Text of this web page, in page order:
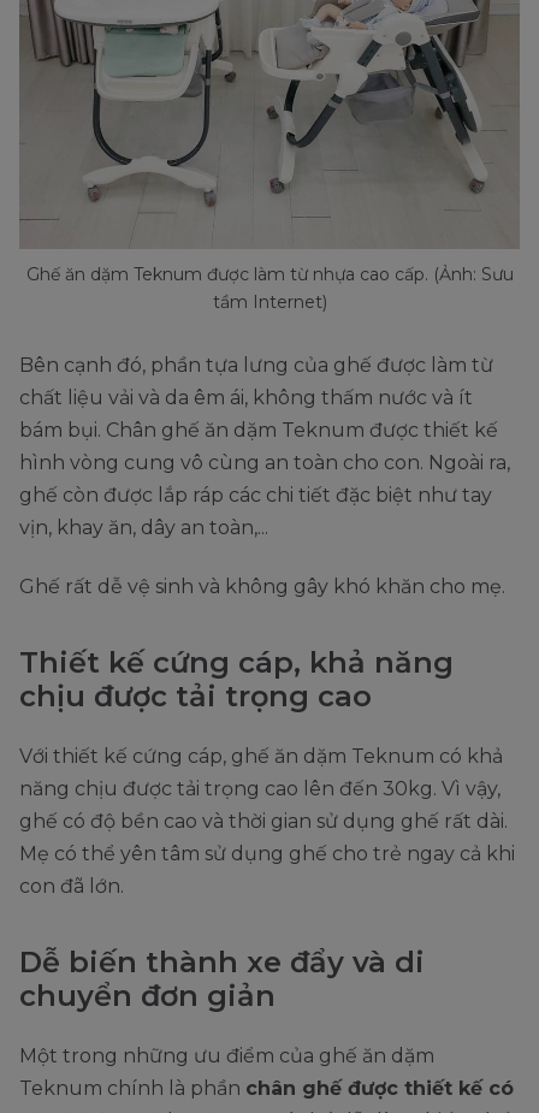
Ghế ăn dặm Teknum được làm từ nhựa cao cấp. (Ảnh: Sưu
tầm Internet)
Bên cạnh đó, phần tựa lưng của ghế được làm từ
chất liệu vải và da êm ái, không thấm nước và ít
bám bụi. Chân ghế ăn dặm Teknum được thiết kế
hình vòng cung vô cùng an toàn cho con. Ngoài ra,
ghế còn được lắp ráp các chi tiết đặc biệt như tay
vịn, khay ăn, dây an toàn,...
Ghế rất dễ vệ sinh và không gây khó khăn cho mẹ.
Thiết kế cứng cáp, khả năng
chịu được tải trọng cao
Với thiết kế cứng cáp, ghế ăn dặm Teknum có khả
năng chịu được tải trọng cao lên đến 30kg. Vì vậy,
ghế có độ bền cao và thời gian sử dụng ghế rất dài.
Mẹ có thể yên tâm sử dụng ghế cho trẻ ngay cả khi
con đã lớn.
Dễ biến thành xe đẩy và di
chuyển đơn giản
Một trong những ưu điểm của ghế ăn dặm
Teknum chính là phần chân ghế được thiết kế có